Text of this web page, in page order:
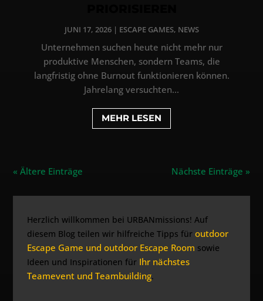
JUNI 17, 2026| ESCAPE GAMES, NEWS
Unternehmen suchen heute nicht mehr nur
produktive Menschen, sondern Teams, die
langfristig ohne Burnout funktionieren können.
Jahrelang versuchten...
MEHR LESEN
« Ältere Einträge Nächste Einträge »
Herzlich willkommen bei URBANmissions! Auf
diesem Blog teilen wir hilfreiche Tipps füroutdoor
Escape Game und outdoor Escape Room sowie
Ideen und Inspirationen für Ihr nächstes
Teamevent und Teambuilding.